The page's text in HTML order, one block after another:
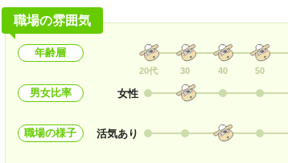
職場の雰囲気
年齢層
20代 30 40 50
男女比率 女性
職場の様子 活気あり